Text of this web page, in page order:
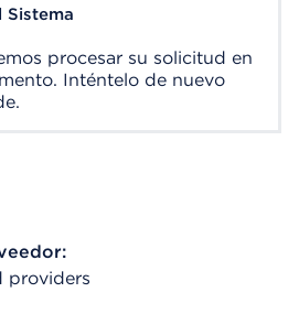
Sistema
procesar su solicitud en
Inténtelo de nuevo
providers